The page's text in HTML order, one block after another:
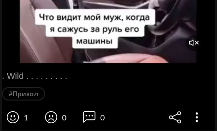
. Wild . . . . . . . . .
#Прикол
1 0 0